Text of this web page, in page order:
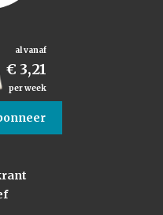
al vanaf
€ 3,21
per week